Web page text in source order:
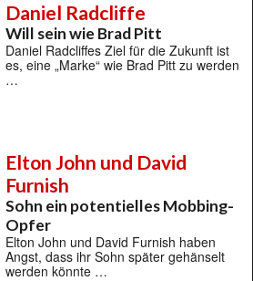
Daniel Radcliffe
Will sein wie Brad Pitt
Daniel Radcliffes Ziel für die Zukunft ist
es, eine „Marke“ wie Brad Pitt zu werden
…
Elton John und David
Furnish
Sohn ein potentielles Mobbing-
Opfer
Elton John und David Furnish haben
Angst, dass ihr Sohn später gehänselt
werden könnte …